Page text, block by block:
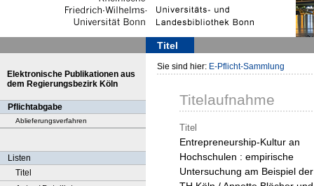
Titel
Elektronische Publikationen aus
dem Regierungsbezirk Köln
Pflichtabgabe
Ablieferungsverfahren
Listen
Titel
Sie sind hier: E-Pflicht-Sammlung
Titelaufnahme
Titel
Entrepreneurship-Kultur an
Hochschulen : empirische
Untersuchung am Beispiel der